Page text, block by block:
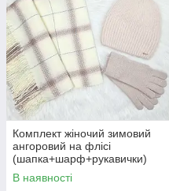
Комплект жіночий зимовий
ангоровий на флісі
(шапка+шарф+рукавички)
ODYSSEY 55-58 см
різнокольоровий 12824 -
В наявності